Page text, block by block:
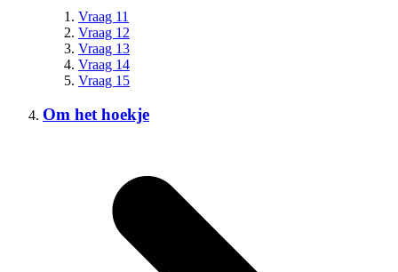
Vraag 11
Vraag 12
Vraag 13
Vraag 14
Vraag 15
Om het hoekje